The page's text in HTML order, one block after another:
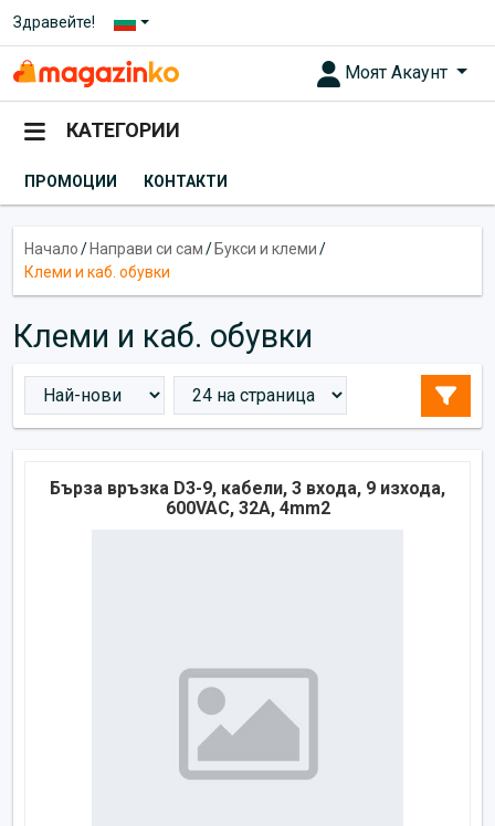
Здравейте!
Моят Акаунт
КАТЕГОРИИ
ПРОМОЦИИ КОНТАКТИ
Начало/ Направи си сам/ Букси и клеми/
Клеми и каб. обувки
Клеми и каб. обувки
Бърза връзка D3-9, кабели, 3 входа, 9 изхода,
600VAC, 32A, 4mm2